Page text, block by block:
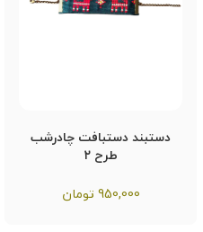
دستبند دستبافت چادرشب
طرح ۲
950,000 تومان